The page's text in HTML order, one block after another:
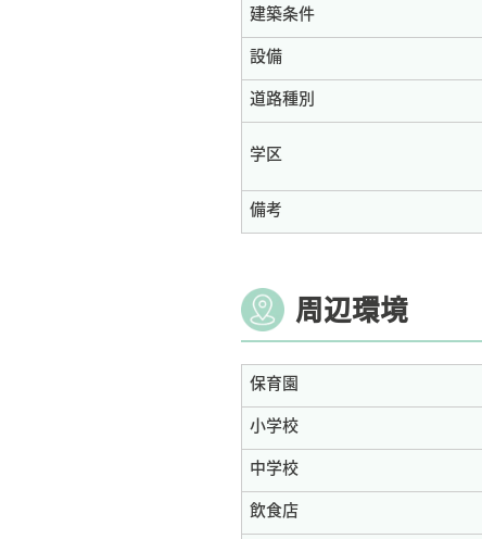
建築条件
設備
道路種別
学区
備考
周辺環境
保育園
小学校
中学校
飲食店